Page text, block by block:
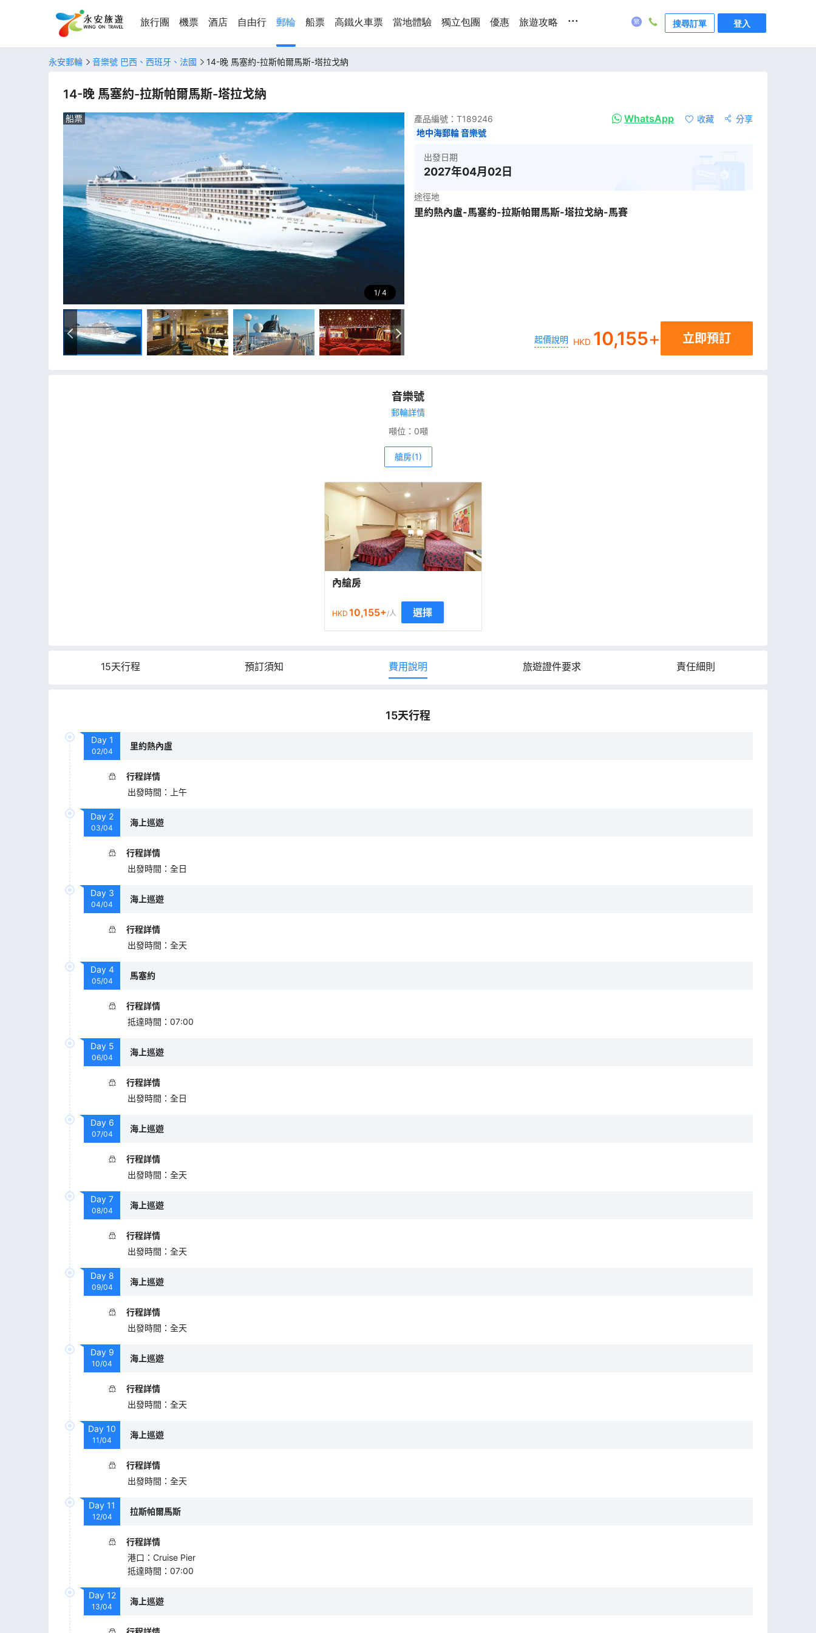
旅行團 機票 酒店 自由行 郵輪 船票 高鐵火車票 當地體驗 獨立包團 優惠 旅遊攻略 ... 搜尋訂單 登入
永安郵輪 音樂號 巴西、西班牙、法國 14-晚 馬塞約-拉斯帕爾馬斯-塔拉戈納
14-晚 馬塞約-拉斯帕爾馬斯-塔拉戈納
1 4
船票 產品編號： T189246 WhatsApp 收藏
分享
地中海郵輪 音樂號
出發日期
2027年04月02日
途徑地
里約熱內盧-馬塞約-拉斯帕爾馬斯-塔拉戈納-馬賽
起價說明 HKD 10,155+ 立即預訂
音樂號
郵輪詳情
噸位： 0噸
艙房(1)
內艙房
HKD 10,155+/人 選擇
15天行程 預訂須知 費用說明 旅遊證件要求 責任細則
15天行程
Day 1
02/04
里約熱內盧
行程詳情
出發時間 ： 上午
Day 2
03/04
海上巡遊
行程詳情
出發時間 ： 全日
Day 3
04/04
海上巡遊
行程詳情
出發時間 ： 全天
Day 4
05/04
馬塞約
行程詳情
抵達時間 ： 07:00
Day 5
06/04
海上巡遊
行程詳情
出發時間 ： 全日
Day 6
07/04
海上巡遊
行程詳情
出發時間 ： 全天
Day 7
08/04
海上巡遊
行程詳情
出發時間 ： 全天
Day 8
09/04
海上巡遊
行程詳情
出發時間 ： 全天
Day 9
10/04
海上巡遊
行程詳情
出發時間 ： 全天
Day 10
11/04
海上巡遊
行程詳情
出發時間 ： 全天
Day 11
12/04
拉斯帕爾馬斯
行程詳情
港口 ： Cruise Pier
抵達時間 ： 07:00
Day 12
13/04
海上巡遊